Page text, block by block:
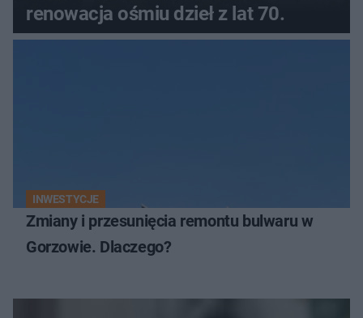
renowacja ośmiu dzieł z lat 70.
INWESTYCJE
Zmiany i przesunięcia remontu bulwaru w
Gorzowie. Dlaczego?